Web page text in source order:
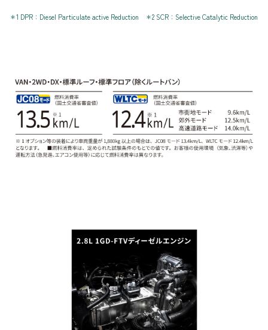
＊1 DPR：Diesel Particulate active Reduction ＊2 SCR：Selective Catalytic Reduction